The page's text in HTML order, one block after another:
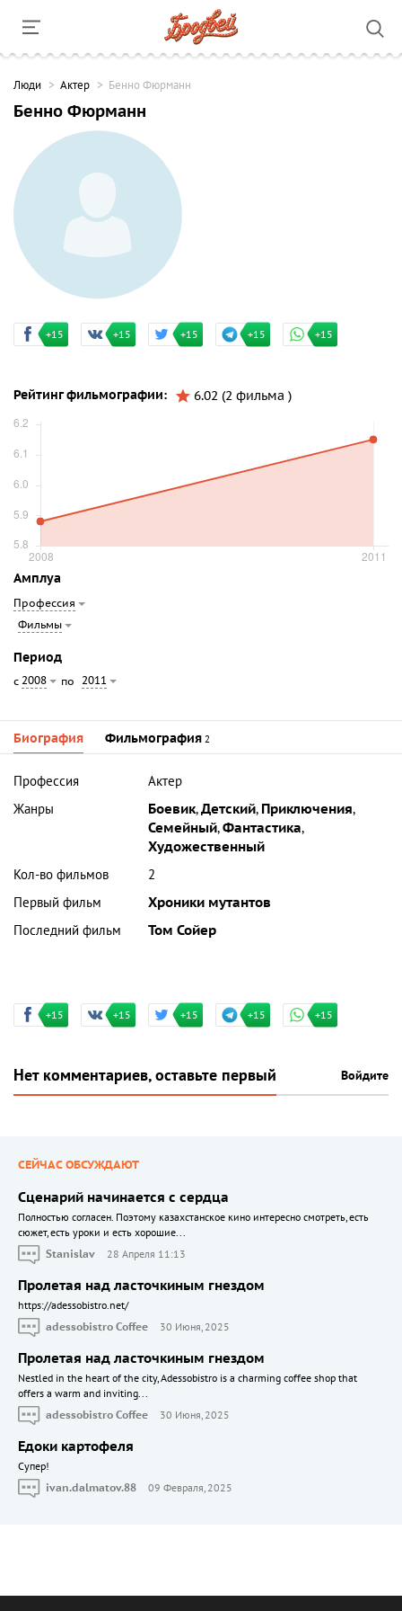
Люди Актер Бенно Фюрманн
Бенно Фюрманн
+15 +15 +15 +15 +15
Рейтинг фильмографии: 6.02 (2 фильма )
Амплуа
Профессия
Фильмы
Период
с 2008 по 2011
Биография Фильмография 2
Профессия
Актер
Жанры
Боевик,Детский, Приключения,
Семейный,Фантастика,
Художественный
Кол-во фильмов
2
Первый фильм
Хроники мутантов
Последний фильм
Том Сойер
+15 +15 +15 +15 +15
Нет комментариев, оставьте первый Войдите
СЕЙЧАС ОБСУЖДАЮТ
Сценарий начинается с сердца
Полностью согласен. Поэтому казахстанское кино интересно смотреть, есть
сюжет, есть уроки и есть хорошие...
Stanislav
28 Апреля 11:13
Пролетая над ласточкиным гнездом
https://adessobistro.net/
adessobistro Coffee
30 Июня, 2025
Пролетая над ласточкиным гнездом
Nestled in the heart of the city, Adessobistro is a charming coffee shop that
offers a warm and inviting...
adessobistro Coffee
30 Июня, 2025
Едоки картофеля
Cупер!
ivan.dalmatov.88
09 Февраля, 2025